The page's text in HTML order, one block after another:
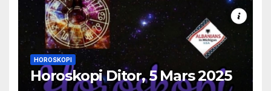
HOROSKOPI
Horoskopi Ditor, 5 Mars 2025